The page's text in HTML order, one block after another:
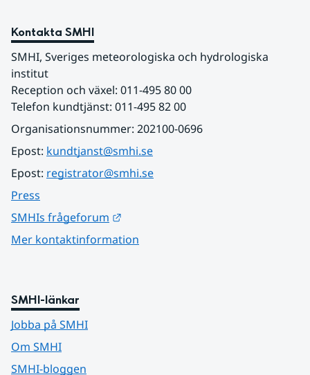
Kontakta SMHI
SMHI, Sveriges meteorologiska och hydrologiska
institut
Reception och växel: 011-495 80 00
Telefon kundtjänst: 011-495 82 00
Organisationsnummer: 202100-0696
Epost: kundtjanst@smhi.se
Epost: registrator@smhi.se
Press
SMHIs frågeforum
Mer kontaktinformation
SMHI-länkar
Jobba på SMHI
Om SMHI
SMHI-bloggen